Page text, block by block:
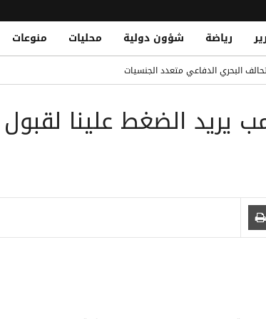
رياضة شؤون دولية محليات منوعات
البحري الدفاعي متعدد الجنسيات
Houthi Militias Attack Emergency Forces
قوات الطوارىء رداً على نجاحات أمنية
يريد الضغط علينا لقبول